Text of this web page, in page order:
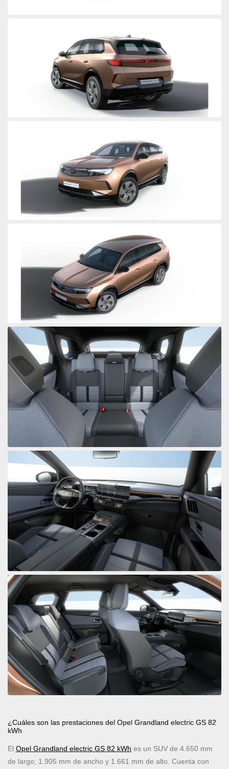
¿Cuáles son las prestaciones del Opel Grandland electric GS 82
kWh
El Opel Grandland electric GS 82 kWh es un SUV de 4.650 mm
de largo, 1.905 mm de ancho y 1.661 mm de alto. Cuenta con